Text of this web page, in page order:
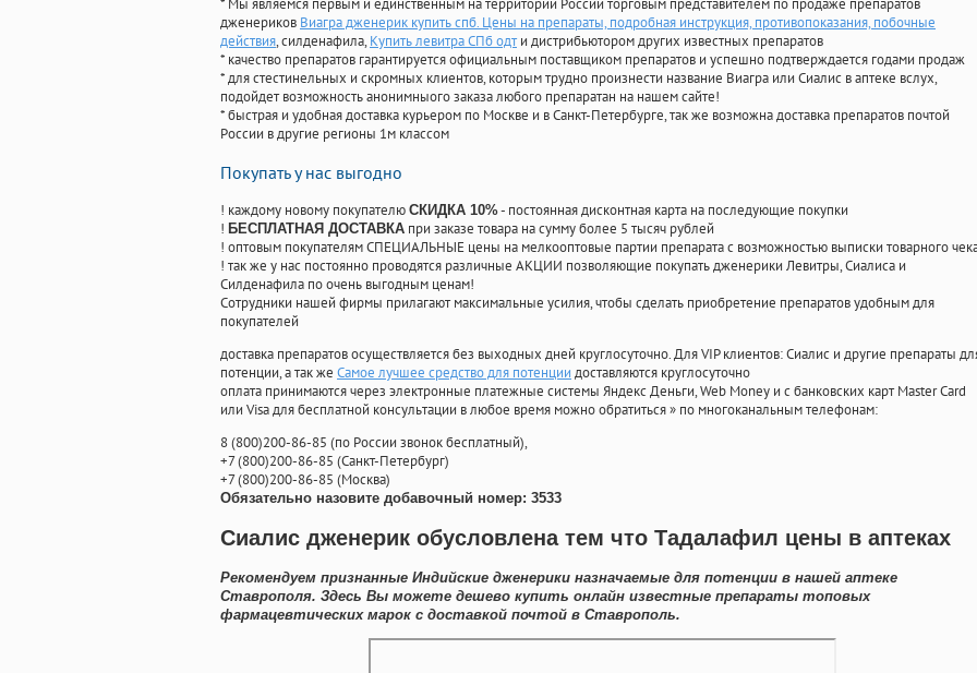
* Мы являемся первым и единственным на территории России торговым представителем по продаже препаратов
дженериков Виагра дженерик купить спб. Цены на препараты, подробная инструкция, противопоказания, побочные
действия, силденафила, Купить левитра СПб одти дистрибьютором других известных препаратов
* качество препаратов гарантируется официальным поставщиком препаратов и успешно подтверждается годами продаж
* для стестинельных и скромных клиентов, которым трудно произнести название Виагра или Сиалис в аптеке вслух,
подойдет возможность анонимныого заказа любого препаратан на нашем сайте!
* быстрая и удобная доставка курьером по Москве и в Санкт-Петербурге, так же возможна доставка препаратов почтой
России в другие регионы 1м классом
Покупать у нас выгодно
! каждому новому покупателю СКИДКА 10%- постоянная дисконтная карта на последующие покупки
! БЕСПЛАТНАЯ ДОСТАВКА при заказе товара на сумму более 5 тысяч рублей
! оптовым покупателям СПЕЦИАЛЬНЫЕ цены на мелкооптовые партии препарата с возможностью выписки товарного
! так же у нас постоянно проводятся различные АКЦИИ позволяющие покупать дженерики Левитры, Сиалиса и
Силденафила по очень выгодным ценам!
Cотрудники нашей фирмы прилагают максимальные усилия, чтобы сделать приобретение препаратов удобным для
покупателей
доставка препаратов осуществляется без выходных дней круглосуточно. Для VIP клиентов: Сиалис и другие препараты
потенции, а так же Самое лучшее средство для потенции доставляются круглосуточно
оплата принимаются через электронные платежные системы Яндекс Деньги, Web Money и с банковских карт Master Card
или Visa для бесплатной консультации в любое время можно обратиться» по многоканальным телефонам:
8(800)200-86-85 (по России звонок бесплатный),
+7(800)200-86-85 (Санкт-Петербург)
+7(800)200-86-85 (Москва)
Обязательно назовите добавочный номер: 3533
Сиалис дженерик обусловлена тем что Тадалафил цены в аптеках
Рекомендуем признанные Индийские дженерики назначаемые для потенции в нашей аптеке
Ставрополя. Здесь Вы можете дешево купить онлайн известные препараты топовых
фармацевтических марок с доставкой почтой в Ставрополь.